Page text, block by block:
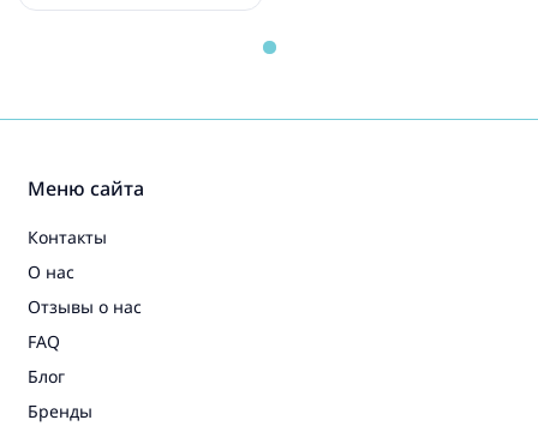
Меню сайта
Контакты
О нас
Отзывы о нас
FAQ
Блог
Бренды